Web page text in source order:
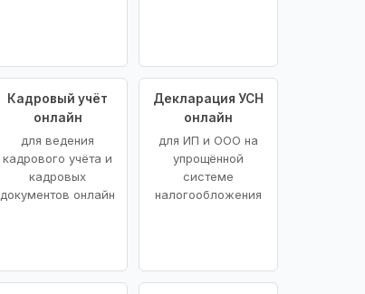
Кадровый учёт
онлайн
для ведения
кадрового учёта и
кадровых
документов онлайн
Декларация УСН
онлайн
для ИП и ООО на
упрощённой
системе
налогообложения